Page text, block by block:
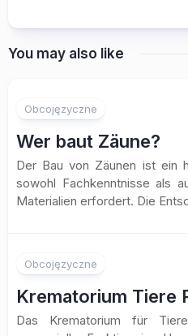
You may also like
Obcojęzyczne
Wer baut Zäune?
Der Bau von Zäunen ist ein
sowohl Fachkenntnisse als
Materialien erfordert. Die
Obcojęzyczne
Krematorium Tiere
Das Krematorium für